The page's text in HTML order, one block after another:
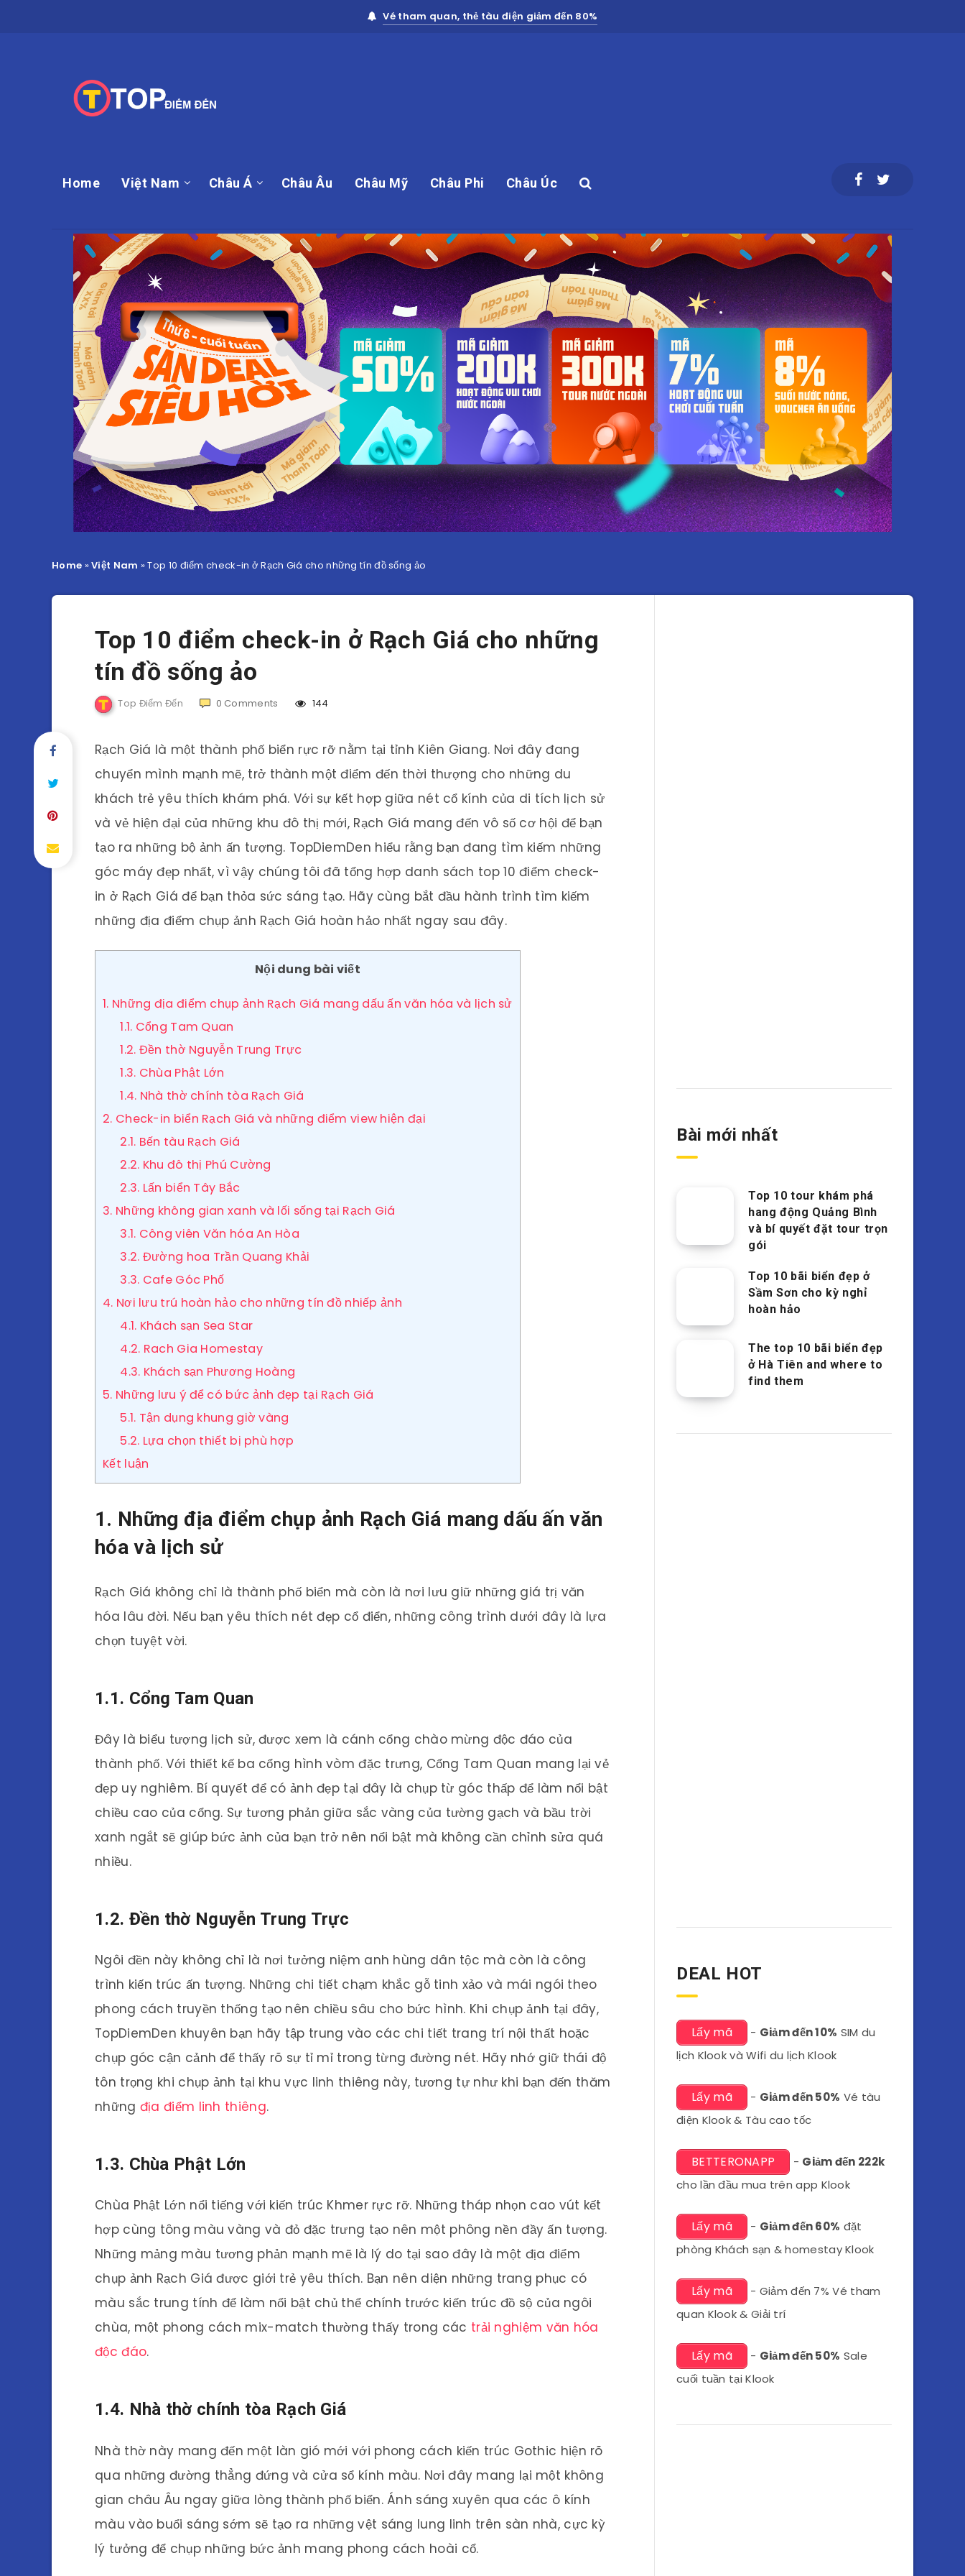
Vé tham quan, thẻ tàu điện giảm đến 80%
Home Việt Nam Châu Á Châu Âu Châu Mỹ Châu Phi Châu Úc
Home »Việt Nam »Top 10 điểm check-in ở Rạch Giá cho những tín đồ sống ảo
Top 10 điểm check-in ở Rạch Giá cho những
tín đồ sống ảo
Top Điểm Đến 0 Comments 144
Rạch Giá là một thành phố biển rực rỡ nằm tại tỉnh Kiên Giang. Nơi đây đang
chuyển mình mạnh mẽ, trở thành một điểm đến thời thượng cho những du
khách trẻ yêu thích khám phá. Với sự kết hợp giữa nét cổ kính của di tích lịch sử
và vẻ hiện đại của những khu đô thị mới, Rạch Giá mang đến vô số cơ hội để bạn
tạo ra những bộ ảnh ấn tượng. TopDiemDen hiểu rằng bạn đang tìm kiếm những
góc máy đẹp nhất, vì vậy chúng tôi đã tổng hợp danh sách top 10 điểm check-
in ở Rạch Giá để bạn thỏa sức sáng tạo. Hãy cùng bắt đầu hành trình tìm kiếm
những địa điểm chụp ảnh Rạch Giá hoàn hảo nhất ngay sau đây.
Nội dung bài viết
1. Những địa điểm chụp ảnh Rạch Giá mang dấu ấn văn hóa và lịch sử
1.1. Cổng Tam Quan
1.2. Đền thờ Nguyễn Trung Trực
1.3. Chùa Phật Lớn
1.4. Nhà thờ chính tòa Rạch Giá
2. Check-in biển Rạch Giá và những điểm view hiện đại
2.1. Bến tàu Rạch Giá
2.2. Khu đô thị Phú Cường
2.3. Lấn biển Tây Bắc
3. Những không gian xanh và lối sống tại Rạch Giá
3.1. Công viên Văn hóa An Hòa
3.2. Đường hoa Trần Quang Khải
3.3. Cafe Góc Phố
4. Nơi lưu trú hoàn hảo cho những tín đồ nhiếp ảnh
4.1. Khách sạn Sea Star
4.2. Rach Gia Homestay
4.3. Khách sạn Phương Hoàng
5. Những lưu ý để có bức ảnh đẹp tại Rạch Giá
5.1. Tận dụng khung giờ vàng
5.2. Lựa chọn thiết bị phù hợp
Kết luận
1. Những địa điểm chụp ảnh Rạch Giá mang dấu ấn văn
hóa và lịch sử
Rạch Giá không chỉ là thành phố biển mà còn là nơi lưu giữ những giá trị văn
hóa lâu đời. Nếu bạn yêu thích nét đẹp cổ điển, những công trình dưới đây là lựa
chọn tuyệt vời.
1.1. Cổng Tam Quan
Đây là biểu tượng lịch sử, được xem là cánh cổng chào mừng độc đáo của
thành phố. Với thiết kế ba cổng hình vòm đặc trưng, Cổng Tam Quan mang lại vẻ
đẹp uy nghiêm. Bí quyết để có ảnh đẹp tại đây là chụp từ góc thấp để làm nổi bật
chiều cao của cổng. Sự tương phản giữa sắc vàng của tường gạch và bầu trời
xanh ngắt sẽ giúp bức ảnh của bạn trở nên nổi bật mà không cần chỉnh sửa quá
nhiều.
1.2. Đền thờ Nguyễn Trung Trực
Ngôi đền này không chỉ là nơi tưởng niệm anh hùng dân tộc mà còn là công
trình kiến trúc ấn tượng. Những chi tiết chạm khắc gỗ tinh xảo và mái ngói theo
phong cách truyền thống tạo nên chiều sâu cho bức hình. Khi chụp ảnh tại đây,
TopDiemDen khuyên bạn hãy tập trung vào các chi tiết trang trí nội thất hoặc
chụp góc cận cảnh để thấy rõ sự tỉ mỉ trong từng đường nét. Hãy nhớ giữ thái độ
tôn trọng khi chụp ảnh tại khu vực linh thiêng này, tương tự như khi bạn đến thăm
những địa điểm linh thiêng.
1.3. Chùa Phật Lớn
Chùa Phật Lớn nổi tiếng với kiến trúc Khmer rực rỡ. Những tháp nhọn cao vút kết
hợp cùng tông màu vàng và đỏ đặc trưng tạo nên một phông nền đầy ấn tượng.
Những mảng màu tương phản mạnh mẽ là lý do tại sao đây là một địa điểm
chụp ảnh Rạch Giá được giới trẻ yêu thích. Bạn nên diện những trang phục có
màu sắc trung tính để làm nổi bật chủ thể chính trước kiến trúc đồ sộ của ngôi
chùa, một phong cách mix-match thường thấy trong các trải nghiệm văn hóa
độc đáo.
1.4. Nhà thờ chính tòa Rạch Giá
Nhà thờ này mang đến một làn gió mới với phong cách kiến trúc Gothic hiện rõ
qua những đường thẳng đứng và cửa sổ kính màu. Nơi đây mang lại một không
gian châu Âu ngay giữa lòng thành phố biển. Ánh sáng xuyên qua các ô kính
màu vào buổi sáng sớm sẽ tạo ra những vệt sáng lung linh trên sàn nhà, cực kỳ
lý tưởng để chụp những bức ảnh mang phong cách hoài cổ.
Bài mới nhất
Top 10 tour khám phá
hang động Quảng Bình
và bí quyết đặt tour trọn
gói
Top 10 bãi biển đẹp ở
Sầm Sơn cho kỳ nghỉ
hoàn hảo
The top 10 bãi biển đẹp
ở Hà Tiên and where to
find them
DEAL HOT
Lấy mã - Giảm đến 10% SIM du
lịch Klook và Wifi du lịch Klook
Lấy mã - Giảm đến 50% Vé tàu
điện Klook & Tàu cao tốc
BETTERONAPP - Giảm đến 222k
cho lần đầu mua trên app Klook
Lấy mã - Giảm đến 60% đặt
phòng Khách sạn & homestay Klook
Lấy mã
- Giảm đến 7% Vé tham
quan Klook & Giải trí
Lấy mã - Giảm đến 50% Sale
cuối tuần tại Klook